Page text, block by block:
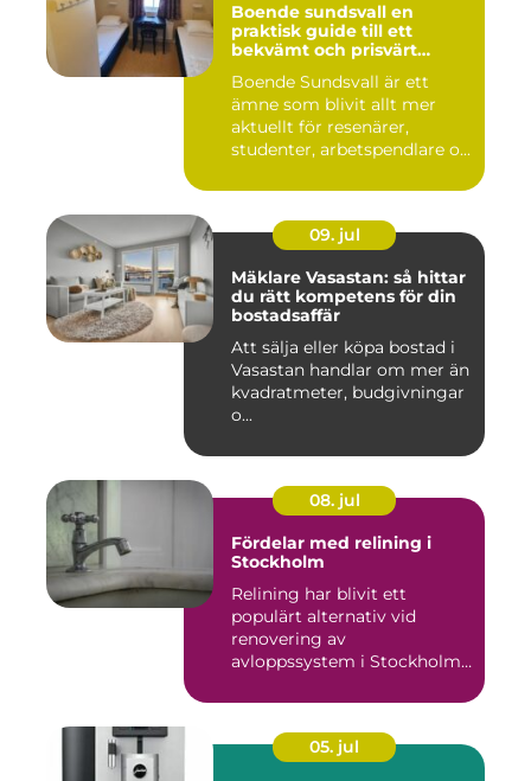
Boende sundsvall en
praktisk guide till ett
bekvämt och prisvärt
Boende Sundsvall är ett
ämne som blivit allt mer
aktuellt för resenärer,
studenter, arbetspendlare o...
09. jul
Mäklare Vasastan: så hittar
du rätt kompetens för din
bostadsaffär
Att sälja eller köpa bostad i
Vasastan handlar om mer än
kvadratmeter, budgivningar
o...
08. jul
Fördelar med relining i
Stockholm
Relining har blivit ett
populärt alternativ vid
renovering av
avloppssystem i Stockholm.
05. jul